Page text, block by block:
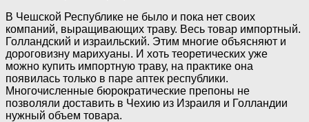
В Чешской Республике не было и пока нет своих
компаний, выращивающих траву. Весь товар импортный.
Голландский и израильский. Этим многие объясняют и
дороговизну марихуаны. И хоть теоретических уже
можно купить импортную траву, на практике она
появилась только в паре аптек республики.
Многочисленные бюрократические препоны не
позволяли доставить в Чехию из Израиля и Голландии
нужный объем товара.